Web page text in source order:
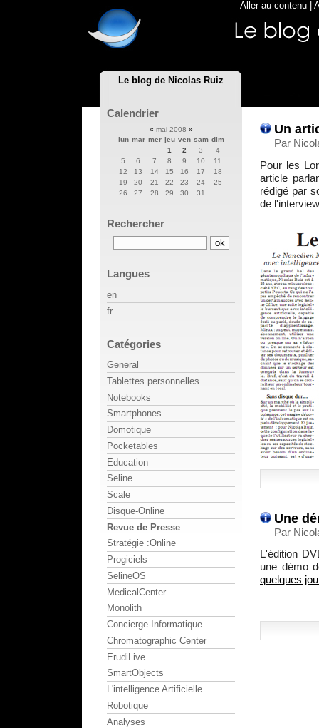
Le blog de Nicolas Ruiz
Aller au contenu
Un
Par
Pour les
article
rédigé par
de
Une
Par
L'édition
une démo
quelques
Calendrier
« mai 2008 »
lun mar mer jeu ven sam dim
1
2 3
4
5
6 7 8 9 10
11
12
13 14 15 16 17
18
19
20 21 22 23 24
25
26
27 28 29 30 31
Rechercher
Langues
en
fr
Catégories
General
Tablettes personnelles
Notebooks
Smartphones
Domotique
Pocketables
Education
Seline
Scale
Disque-Online
Revue de Presse
Stratégie :Online
Progiciels
SelineOS
MedicalCenter
Monolith
Concierge-Informatique
Chromatographic Center
ErudiLive
SmartObjects
L'intelligence Artificielle
Robotique
Analyses